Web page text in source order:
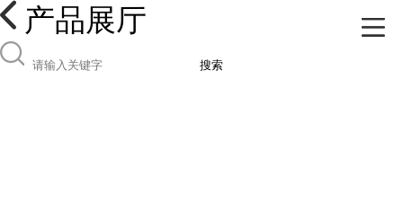
产品展厅
搜索